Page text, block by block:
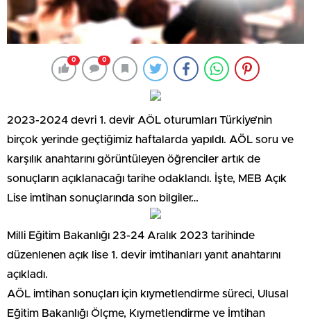
0 0
2023-2024 devri 1. devir AÖL oturumları Türkiye’nin
birçok yerinde geçtiğimiz haftalarda yapıldı. AÖL soru ve
karşılık anahtarını görüntüleyen öğrenciler artık de
sonuçların açıklanacağı tarihe odaklandı. İşte, MEB Açık
Lise imtihan sonuçlarında son bilgiler…
Milli Eğitim Bakanlığı 23-24 Aralık 2023 tarihinde
düzenlenen açık lise 1. devir imtihanları yanıt anahtarını
açıkladı.
AÖL imtihan sonuçları için kıymetlendirme süreci, Ulusal
Eğitim Bakanlığı Ölçme, Kıymetlendirme ve İmtihan